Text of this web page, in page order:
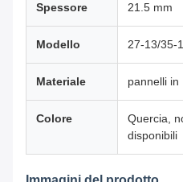
Spessore 21.5 mm
Modello 27-13/35-
Materiale pannelli in
Colore
Quercia,
disponibili